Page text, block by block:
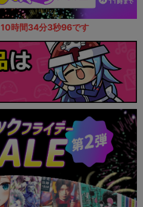
10時間34分2秒56です